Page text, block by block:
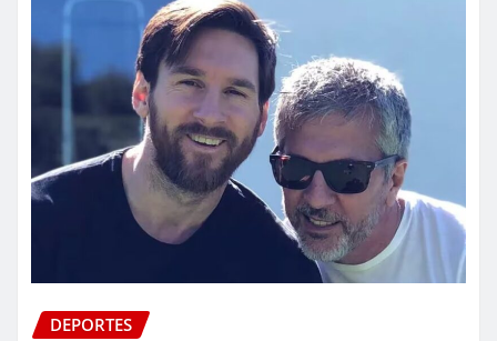
DEPORTES